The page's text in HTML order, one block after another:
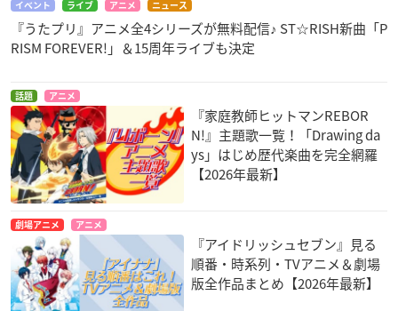
イベント ライブ アニメ ニュース
『うたプリ』アニメ全4シリーズが無料配信♪ ST☆RISH新曲「P
RISM FOREVER!」＆15周年ライブも決定
話題 アニメ
『家庭教師ヒットマンREBOR
N!』主題歌一覧！「Drawing da
ys」はじめ歴代楽曲を完全網羅
【2026年最新】
劇場アニメ アニメ
『アイドリッシュセブン』見る
順番・時系列・TVアニメ＆劇場
版全作品まとめ【2026年最新】